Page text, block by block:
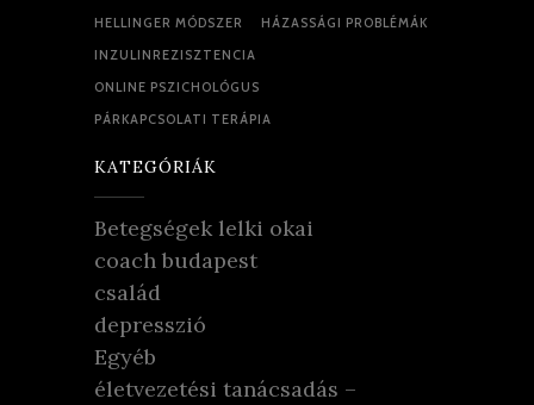
HELLINGER MÓDSZER
HÁZASSÁGI PROBLÉMÁK
INZULINREZISZTENCIA
ONLINE PSZICHOLÓGUS
PÁRKAPCSOLATI TERÁPIA
KATEGÓRIÁK
Betegségek lelki okai
coach budapest
család
depresszió
Egyéb
életvezetési tanácsadás –